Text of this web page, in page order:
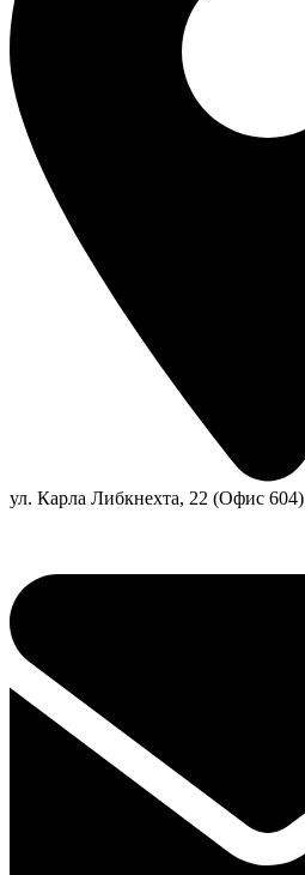
ул. Карла Либкнехта, 22 (Офис 604)